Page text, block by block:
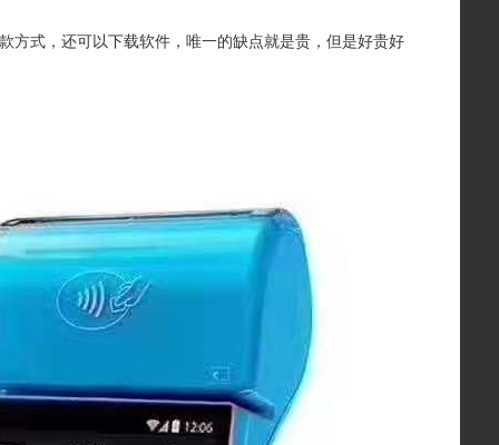
方式，还可以下载软件，唯一的缺点就是贵，但是好贵好